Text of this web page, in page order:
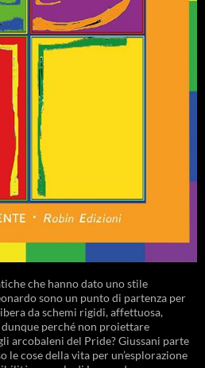
che hanno dato uno stile
sono un punto di partenza per
da schemi rigidi, affettuosa,
perché non proiettare
arcobaleni del Pride? Giussani parte
le cose della vita per un’esplorazione